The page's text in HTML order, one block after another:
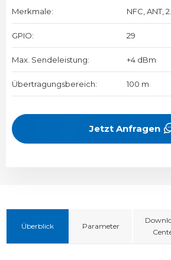
Merkmale: NFC, ANT,
GPIO: 29
Max. Sendeleistung: +4 dBm
Übertragungsbereich: 100 m
Jetzt Anfragen
Überblick Parameter